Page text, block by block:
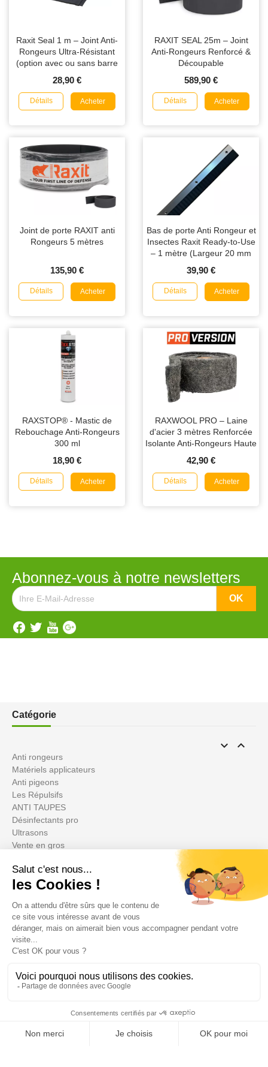
Raxit Seal 1 m – Joint Anti-
Rongeurs Ultra-Résistant
(option avec ou sans barre
28,90 €
Détails Acheter
RAXIT SEAL 25m – Joint
Anti-Rongeurs Renforcé &
Découpable
589,90 €
Détails Acheter
Joint de porte RAXIT anti
Rongeurs 5 mètres
135,90 €
Détails Acheter
Bas de porte Anti Rongeur et
Insectes Raxit Ready-to-Use
– 1 mètre (Largeur 20 mm
39,90 €
Détails Acheter
RAXSTOP® - Mastic de
Rebouchage Anti-Rongeurs
300 ml
18,90 €
Détails Acheter
RAXWOOL PRO – Laine
d'acier 3 mètres Renforcée
Isolante Anti-Rongeurs Haute
42,90 €
Détails Acheter
Abonnez-vous à notre newsletters
Catégorie
 
Anti rongeurs
Matériels applicateurs
Anti pigeons
Les Répulsifs
ANTI TAUPES
Désinfectants pro
Ultrasons
Vente en gros
Désinsectiseurs Electrique DEIV
Gamme Bio
BLACK FRIDAY
Promotions
Ihr Konto